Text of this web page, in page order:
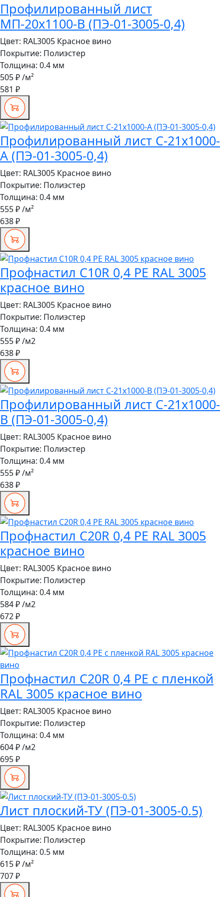
Профилированный лист
МП-20x1100-B (ПЭ-01-3005-0,4)
Цвет: RAL3005 Красное вино
Покрытие: Полиэстер
Толщина: 0.4 мм
505 ₽/м²
581 ₽
Профилированный лист С-21x1000-
A (ПЭ-01-3005-0,4)
Цвет: RAL3005 Красное вино
Покрытие: Полиэстер
Толщина: 0.4 мм
555 ₽/м²
638 ₽
Профнастил C10R 0,4 PE RAL 3005
красное вино
Цвет: RAL3005 Красное вино
Покрытие: Полиэстер
Толщина: 0.4 мм
555 ₽/м2
638 ₽
Профилированный лист С-21x1000-
B (ПЭ-01-3005-0,4)
Цвет: RAL3005 Красное вино
Покрытие: Полиэстер
Толщина: 0.4 мм
555 ₽/м²
638 ₽
Профнастил C20R 0,4 PE RAL 3005
красное вино
Цвет: RAL3005 Красное вино
Покрытие: Полиэстер
Толщина: 0.4 мм
584 ₽/м2
672 ₽
Профнастил C20R 0,4 PE с пленкой
RAL 3005 красное вино
Цвет: RAL3005 Красное вино
Покрытие: Полиэстер
Толщина: 0.4 мм
604 ₽/м2
695 ₽
Лист плоский-ТУ (ПЭ-01-3005-0.5)
Цвет: RAL3005 Красное вино
Покрытие: Полиэстер
Толщина: 0.5 мм
615 ₽/м²
707 ₽